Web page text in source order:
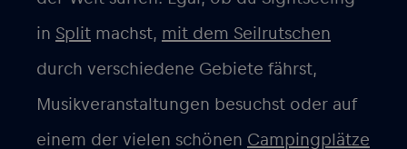
in Split machst, mit dem Seilrutschen
durch verschiedene Gebiete fährst,
Musikveranstaltungen besuchst oder auf
einem der vielen schönen Campingplätze